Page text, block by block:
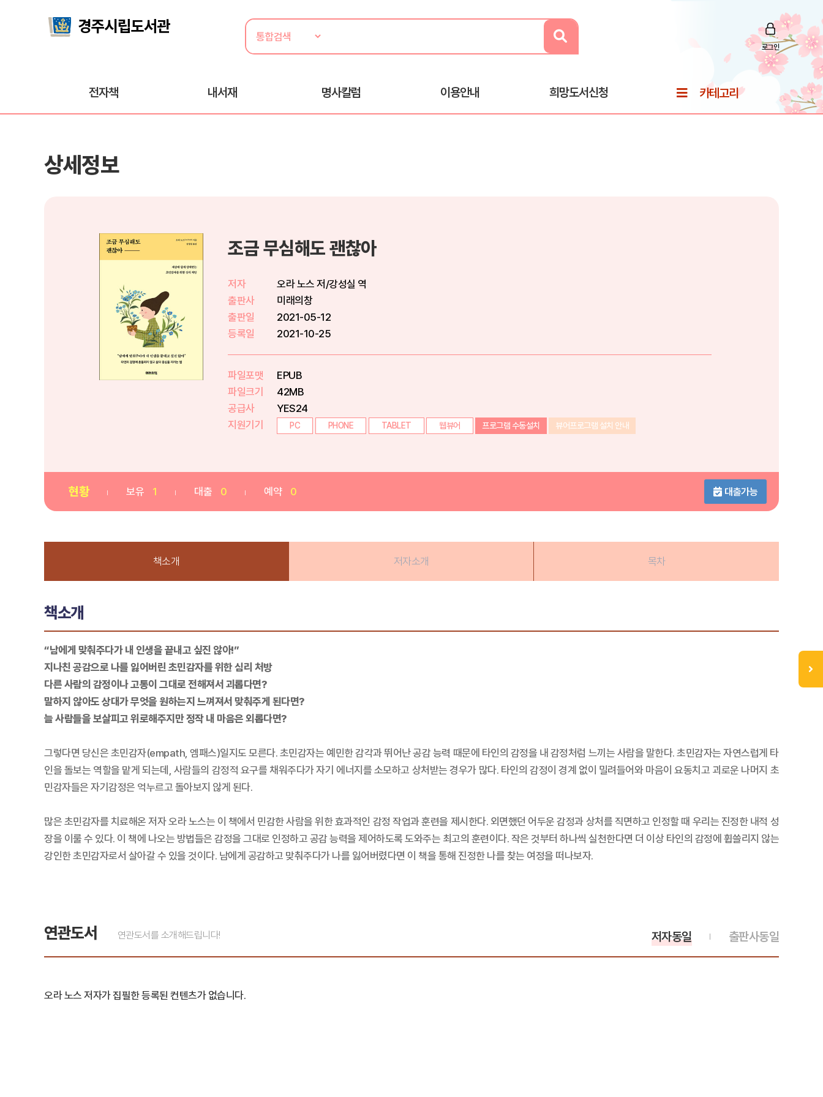
로그인
전자책 내서재 명사칼럼 이용안내 희망도서신청 카테고리
상세정보
조금 무심해도 괜찮아
저자
오라 노스 저/강성실 역
출판사
미래의창
출판일
2021-05-12
등록일
2021-10-25
파일포맷
EPUB
파일크기
42MB
공급사
YES24
지원기기
PC PHONE TABLET 웹뷰어 프로그램 수동설치 뷰어프로그램 설치 안내
현황 보유 1 대출 0 예약 0 대출가능
책소개 저자소개 목차
책소개
“남에게 맞춰주다가 내 인생을 끝내고 싶진 않아!”
지나친 공감으로 나를 잃어버린 초민감자를 위한 심리 처방
다른 사람의 감정이나 고통이 그대로 전해져서 괴롭다면?
말하지 않아도 상대가 무엇을 원하는지 느껴져서 맞춰주게 된다면?
늘 사람들을 보살피고 위로해주지만 정작 내 마음은 외롭다면?
그렇다면 당신은 초민감자(empath, 엠패스)일지도 모른다. 초민감자는 예민한 감각과 뛰어난 공감 능력 때문에 타인의 감정을 내 감정처럼 느끼는 사람을 말한다. 초민감자는 자연스럽게 타
인을 돌보는 역할을 맡게 되는데, 사람들의 감정적 요구를 채워주다가 자기 에너지를 소모하고 상처받는 경우가 많다. 타인의 감정이 경계 없이 밀려들어와 마음이 요동치고 괴로운 나머지 초
민감자들은 자기감정은 억누르고 돌아보지 않게 된다.
많은 초민감자를 치료해온 저자 오라 노스는 이 책에서 민감한 사람을 위한 효과적인 감정 작업과 훈련을 제시한다. 외면했던 어두운 감정과 상처를 직면하고 인정할 때 우리는 진정한 내적 성
장을 이룰 수 있다. 이 책에 나오는 방법들은 감정을 그대로 인정하고 공감 능력을 제어하도록 도와주는 최고의 훈련이다. 작은 것부터 하나씩 실천한다면 더 이상 타인의 감정에 휩쓸리지 않는
강인한 초민감자로서 살아갈 수 있을 것이다. 남에게 공감하고 맞춰주다가 나를 잃어버렸다면 이 책을 통해 진정한 나를 찾는 여정을 떠나보자.
연관도서 연관도서를 소개해드립니다! 출판사동일
저자동일
오라 노스 저자가 집필한 등록된 컨텐츠가 없습니다.